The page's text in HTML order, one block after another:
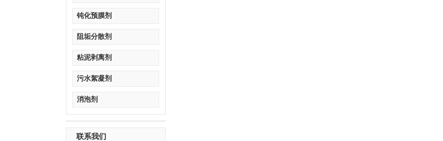
钝化预膜剂
阻垢分散剂
粘泥剥离剂
污水絮凝剂
消泡剂
联系我们